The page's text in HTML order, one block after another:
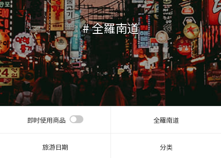
体)
文 (台灣)
# 全羅南道
即时使用商品 全羅南道
旅游日期 分类